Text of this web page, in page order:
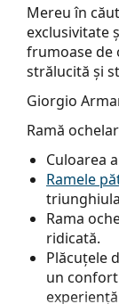
Mereu în
exclusivitate
frumoase de
strălucită și
Giorgio
Ramă
Culoarea
Ramele
Rama
ridicată.
Plăcuțele
un